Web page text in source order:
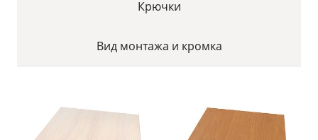
Крючки
Вид монтажа и кромка